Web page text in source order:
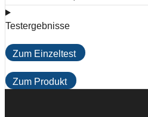
Testergebnisse
Zum Einzeltest
Zum Produkt